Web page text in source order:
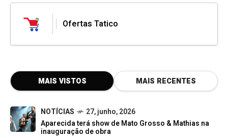
Ofertas Tatico
MAIS VISTOS MAIS RECENTES
NOTÍCIAS
27, junho, 2026
Aparecida terá show de Mato Grosso & Mathias na
inauguração de obra